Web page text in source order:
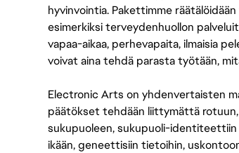
hyvinvointia. Pakettimme
esimerkiksi terveydenhuollon
vapaa-aikaa, perhevapaita, ilmaisia
voivat aina tehdä parasta työtään,
Electronic Arts on yhdenvertaisten
päätökset tehdään liittymättä rotuun,
sukupuoleen, sukupuoli-identiteettiin
ikään, geneettisiin tietoihin,